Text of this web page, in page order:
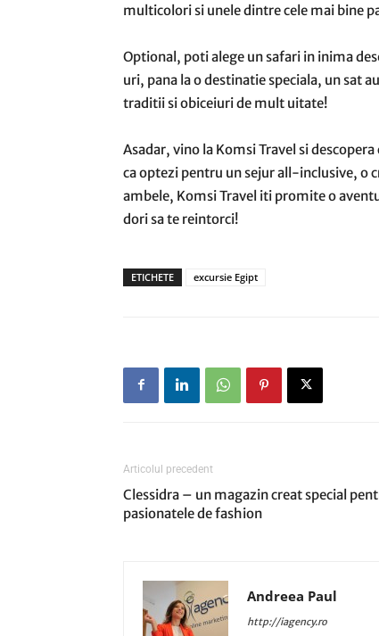
multicolori si unele dintre cele mai bine
Optional, poti alege un safari in inima
uri, pana la o destinatie speciala, un sat
traditii si obiceiuri de mult uitate!
Asadar, vino la Komsi Travel si
ca optezi pentru un sejur all-inclusive, o
ambele, Komsi Travel iti promite o
dori sa te reintorci!
ETICHETE excursie Egipt
Articolul precedent
Clessidra – un magazin creat special
pasionatele de fashion
Andreea Paul
http://iagency.ro